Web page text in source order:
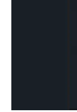
Con esta
equipos
México,